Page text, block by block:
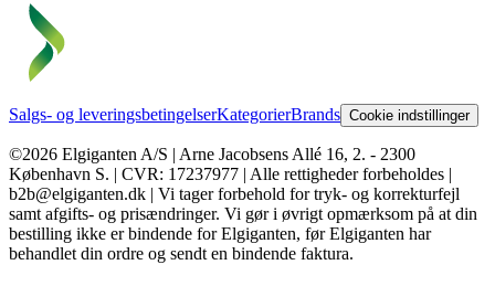
Salgs- og leveringsbetingelserKategorierBrands Cookie indstillinger
©2026 Elgiganten A/S | Arne Jacobsens Allé 16, 2. - 2300
København S. | CVR: 17237977 | Alle rettigheder forbeholdes |
b2b@elgiganten.dk | Vi tager forbehold for tryk- og korrekturfejl
samt afgifts- og prisændringer. Vi gør i øvrigt opmærksom på at din
bestilling ikke er bindende for Elgiganten, før Elgiganten har
behandlet din ordre og sendt en bindende faktura.